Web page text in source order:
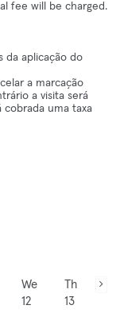
fee will be charged.
da aplicação do
a marcação
a visita será
cobrada uma taxa
We
12
Th
13